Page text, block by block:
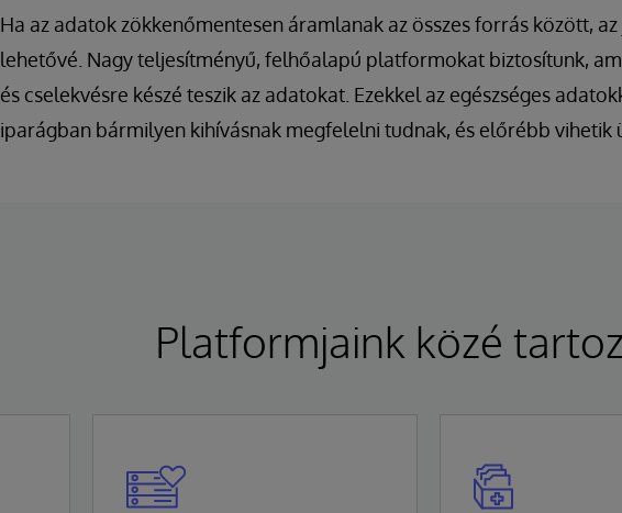
Ha az adatok zökkenőmentesen áramlanak az összes forrás között,
lehetővé. Nagy teljesítményű, felhőalapú platformokat biztosítunk,
és cselekvésre készé teszik az adatokat. Ezekkel az egészséges
iparágban bármilyen kihívásnak megfelelni tudnak, és előrébb vihetik
Platformjaink közé